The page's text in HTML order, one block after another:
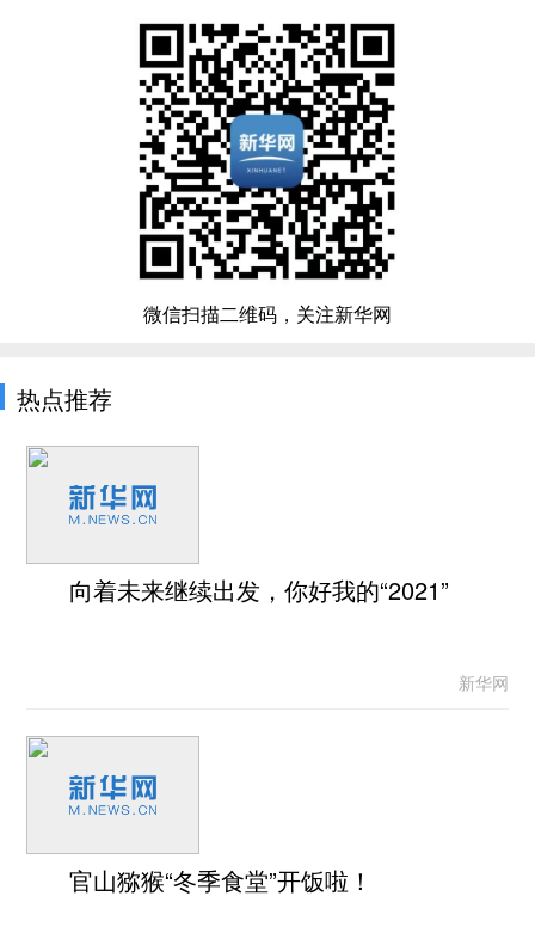
微信扫描二维码，关注新华网
热点推荐
向着未来继续出发，你好我的“2021”
新华网
官山猕猴“冬季食堂”开饭啦！